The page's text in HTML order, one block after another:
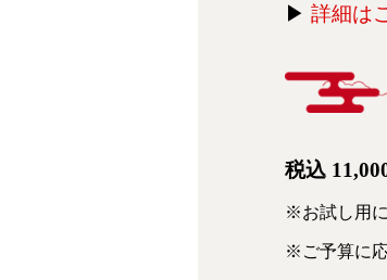
▶ 詳細は
税込
※お試し用に
※ご予算に